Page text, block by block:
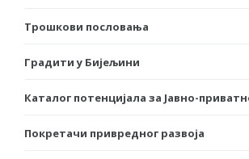
Трошкови пословања
Градити у Бијељини
Каталог потенцијала за Јавно-
Покретачи привредног развоја